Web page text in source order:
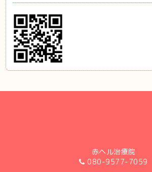
赤ヘル治療院
080-9577-7059